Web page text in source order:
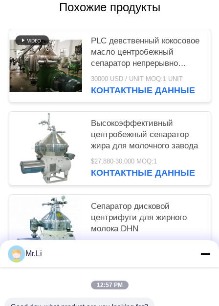
Похожие продукты
PLC девственный кокосовое
масло центробежный
сепаратор непрерывно
работающая машина
30000 USD / UNIT MOQ:1 UNIT
КОНТАКТНЫЕ ДАННЫЕ
Высокоэффективный
центробежный сепаратор
жира для молочного завода
$27,880-30,000 MOQ:1
КОНТАКТНЫЕ ДАННЫЕ
Сепаратор дисковой
центрифуги для жирного
молока DHN
Mr.Li
12:57 PM